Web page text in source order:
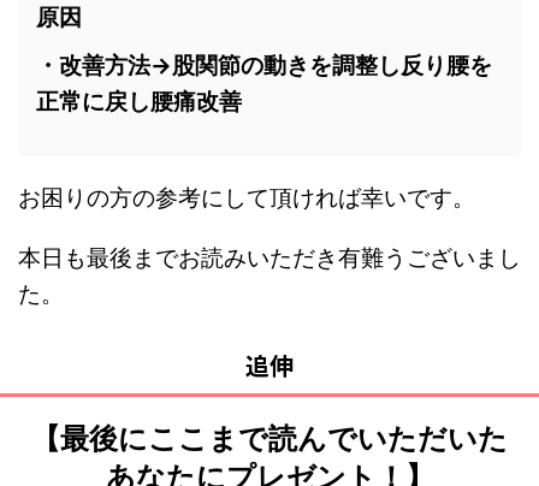
原因
・改善方法→股関節の動きを調整し反り腰を
正常に戻し腰痛改善
お困りの方の参考にして頂ければ幸いです。
本日も最後までお読みいただき有難うございまし
た。
追伸
【最後にここまで読んでいただいた
あなたにプレゼント！】